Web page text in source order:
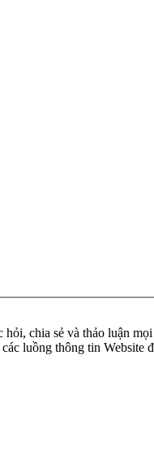
chia sẻ và thảo luận
luồng thông tin Website